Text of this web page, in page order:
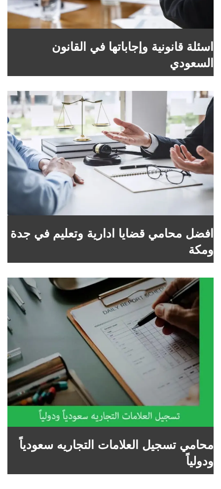
اسئلة قانونية وإجاباتها في القانون
السعودي
افضل محامي قضايا ادارية وتعليم في جدة
ومكة
محامي تسجيل العلامات التجاريه سعودياً
ودولياً